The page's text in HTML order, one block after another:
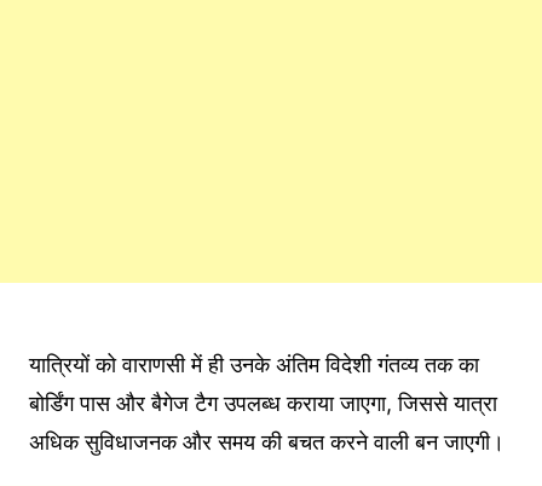
यात्रियों को वाराणसी में ही उनके अंतिम विदेशी गंतव्य तक का
बोर्डिंग पास और बैगेज टैग उपलब्ध कराया जाएगा, जिससे यात्रा
अधिक सुविधाजनक और समय की बचत करने वाली बन जाएगी।